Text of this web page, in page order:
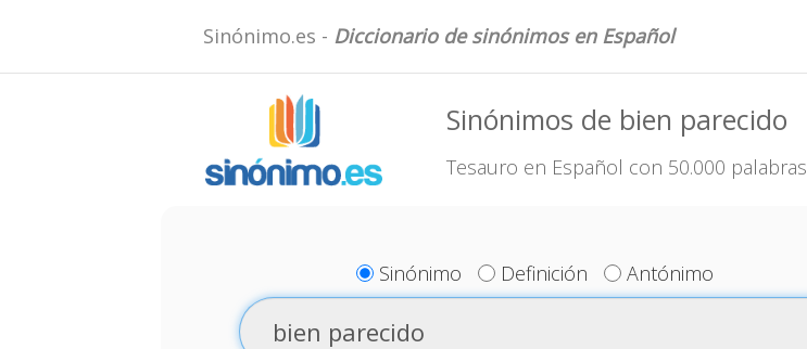
Sinónimo.es - Diccionario de sinónimos en Español
Sinónimos de bien parecido
Tesauro en Español con 50.000 palabras
Sinónimo Definición Antónimo